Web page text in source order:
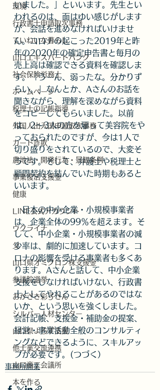
環境
行政書士申請取次事務
ていねいな暮らし
山口エキスパートバンク
社会保険労務士
ホームページ
税理士の記帳指導
外国人出入国申請取次事務
カード詐欺
農地法・開発行為・景観条例
事業復活支援金
健康
LINE公式アカウント
ウクライナ
父
山口県オミクロン株支援金
参議院選挙
おかざき彩子さん
シルバー人材センター
山口県よろず支援
他士業交流連携
山口商工会議所
本を作る
いました。」といいます。先生とい
われるのは、面はゆい感じがします
が、会話を進めなければいけませ
ん。コロナの起こった2019年と昨
年の2020年の確定申告書と毎月の
売上高は確認できる資料を確認しま
す。「うーん、弱ったな。分かりず
らい。」なんとか、Aさんのお話を
聞きながら、理解を深めながら資料
をコピーしてもらいました。以前
は、2～3人の方を雇って美容院をや
っておられたのですが、今は1人で
切り盛りをされているので、大変そ
うです。そして、弁護士や税理士と
顧問契約を結んでいた時期もあると
いいます。
日本の中小企業・小規模事業者
は、企業全体の99％を超えます。そ
して、中小企業・小規模事業者の減
少率は、劇的に加速しています。コ
ロナの影響を受ける事業者も多くあ
ります。Aさんと話して、中小企業
支援をしなければいけない、行政書
士としてやれることがあるのではな
いか、という思いを強くしました。
会計記帳、支援金・補助金の提案、
経営・事業活動全般のコンサルティ
ングなどできるように、スキルアッ
プが必要です。(つづく）
事務所開業